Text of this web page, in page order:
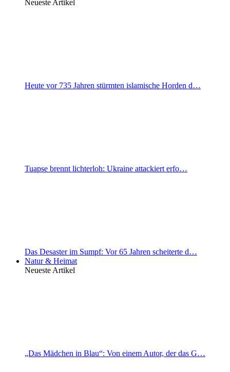
Neueste Artikel
Heute vor 735 Jahren stürmten islamische Horden d…
Tuapse brennt lichterloh: Ukraine attackiert erfo…
Das Desaster im Sumpf: Vor 65 Jahren scheiterte d…
Natur & Heimat
Neueste Artikel
„Das Mädchen in Blau“: Von einem Autor, der das G…